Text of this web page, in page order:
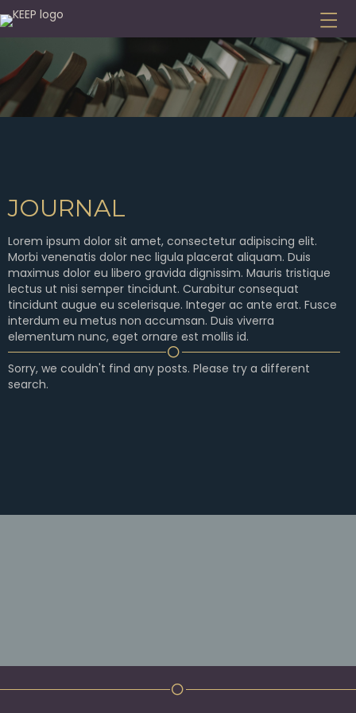
JOURNAL
Lorem ipsum dolor sit amet, consectetur adipiscing elit.
Morbi venenatis dolor nec ligula placerat aliquam. Duis
maximus dolor eu libero gravida dignissim. Mauris tristique
lectus ut nisi semper tincidunt. Curabitur consequat
tincidunt augue eu scelerisque. Integer ac ante erat. Fusce
interdum eu metus non accumsan. Duis viverra
elementum nunc, eget ornare est mollis id.
Sorry, we couldn't find any posts. Please try a different
search.